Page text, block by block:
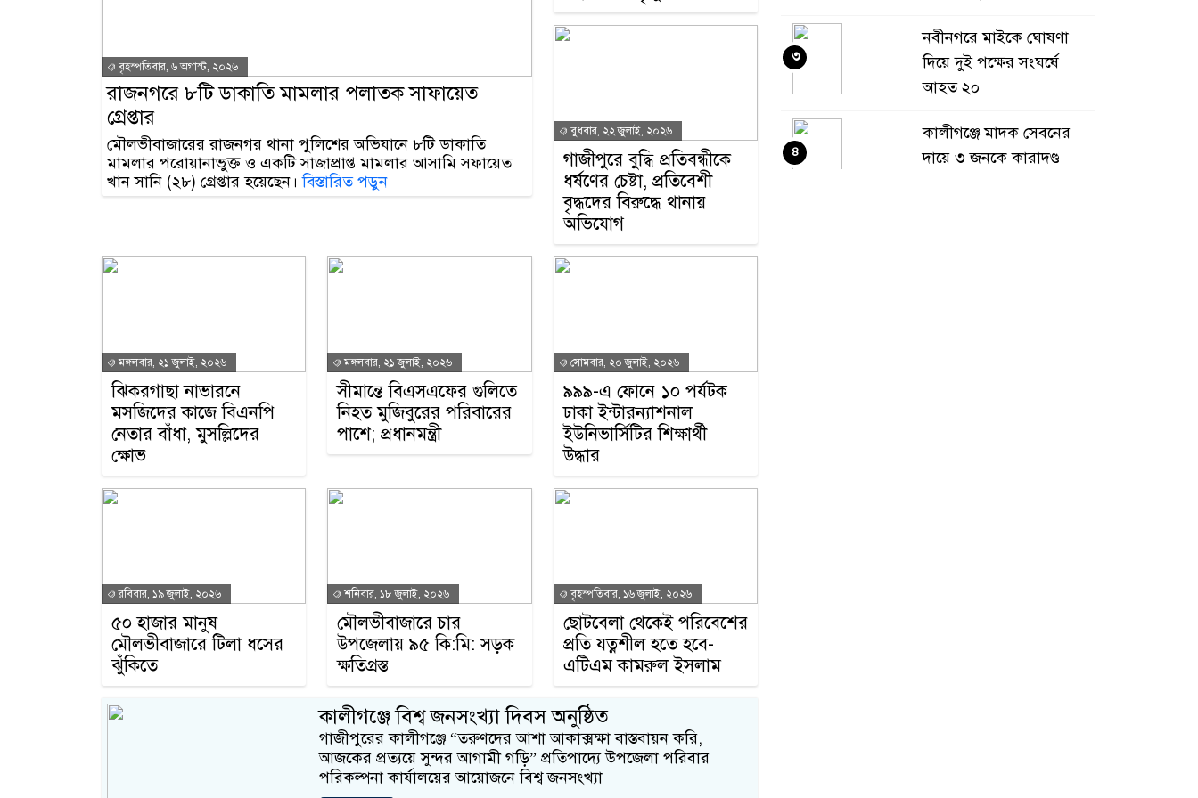
বৃহস্পতিবার, ৬ অগাস্ট, ২০২৬
রাজনগরে ৮টি ডাকাতি মামলার পলাতক সাফায়েত
গ্রেপ্তার
মৌলভীবাজারের রাজনগর থানা পুলিশের অভিযানে ৮টি ডাকাতি
মামলার পরোয়ানাভুক্ত ও একটি সাজাপ্রাপ্ত মামলার আসামি সফায়েত
খান সানি (২৮) গ্রেপ্তার হয়েছেন।বিস্তারিত পড়ুন
বুধবার, ২২ জুলাই, ২০২৬
গাজীপুরে বুদ্ধি প্রতিবন্ধীকে
ধর্ষণের চেষ্টা, প্রতিবেশী
বৃদ্ধদের বিরুদ্ধে থানায়
অভিযোগ
মঙ্গলবার, ২১ জুলাই, ২০২৬
ঝিকরগাছা নাভারনে
মসজিদের কাজে বিএনপি
নেতার বাঁধা, মুসল্লিদের
ক্ষোভ
মঙ্গলবার, ২১ জুলাই, ২০২৬
সীমান্তে বিএসএফের গুলিতে
নিহত মুজিবুরের পরিবারের
পাশে; প্রধানমন্ত্রী
সোমবার, ২০ জুলাই, ২০২৬
৯৯৯-এ ফোনে ১০ পর্যটক
ঢাকা ইন্টারন্যাশনাল
ইউনিভার্সিটির শিক্ষার্থী
উদ্ধার
রবিবার, ১৯ জুলাই, ২০২৬
৫০ হাজার মানুষ
মৌলভীবাজারে টিলা ধসের
ঝুঁকিতে
শনিবার, ১৮ জুলাই, ২০২৬
মৌলভীবাজারে চার
উপজেলায় ৯৫ কি:মি: সড়ক
ক্ষতিগ্রস্ত
বৃহস্পতিবার, ১৬ জুলাই, ২০২৬
ছোটবেলা থেকেই পরিবেশের
প্রতি যত্নশীল হতে হবে-
এটিএম কামরুল ইসলাম
কালীগঞ্জে বিশ্ব জনসংখ্যা দিবস অনুষ্ঠিত
গাজীপুরের কালীগঞ্জে “তরুণদের আশা আকাক্সক্ষা বাস্তবায়ন করি,
আজকের প্রত্যয়ে সুন্দর আগামী গড়ি” প্রতিপাদ্যে উপজেলা পরিবার
পরিকল্পনা কার্যালয়ের আয়োজনে বিশ্ব জনসংখ্যা
নবীনগরে মাইকে ঘোষণা
দিয়ে দুই পক্ষের সংঘর্ষে
আহত ২০
৩
কালীগঞ্জে মাদক সেবনের
দায়ে ৩ জনকে কারাদণ্ড
৪